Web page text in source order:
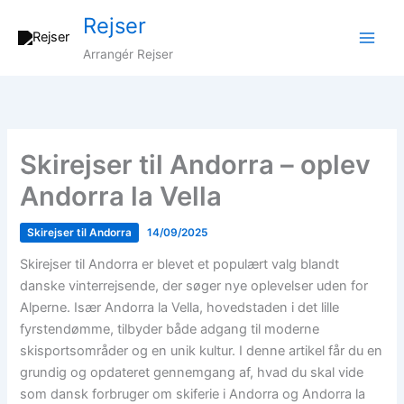
Rejser
Arrangér Rejser
Skirejser til Andorra – oplev
Andorra la Vella
Skirejser til Andorra 14/09/2025
Skirejser til Andorra er blevet et populært valg blandt
danske vinterrejsende, der søger nye oplevelser uden for
Alperne. Især Andorra la Vella, hovedstaden i det lille
fyrstendømme, tilbyder både adgang til moderne
skisportsområder og en unik kultur. I denne artikel får du en
grundig og opdateret gennemgang af, hvad du skal vide
som dansk forbruger om skiferie i Andorra og Andorra la